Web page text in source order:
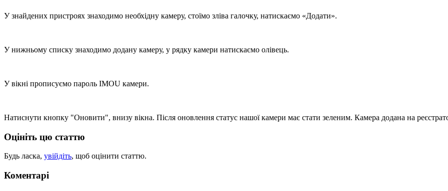
У знайдених пристроях знаходимо необхідну камеру, стоїмо зліва галочку, натискаємо «Додати».
У нижньому списку знаходимо додану камеру, у рядку камери натискаємо олівець.
У вікні прописуємо пароль IMOU камери.
Натиснути кнопку "Оновити", внизу вікна. Після оновлення статус нашої камери має стати зеленим. Камера додана на
Оцініть цю статтю
Будь ласка, увійдіть, щоб оцінити статтю.
Коментарі